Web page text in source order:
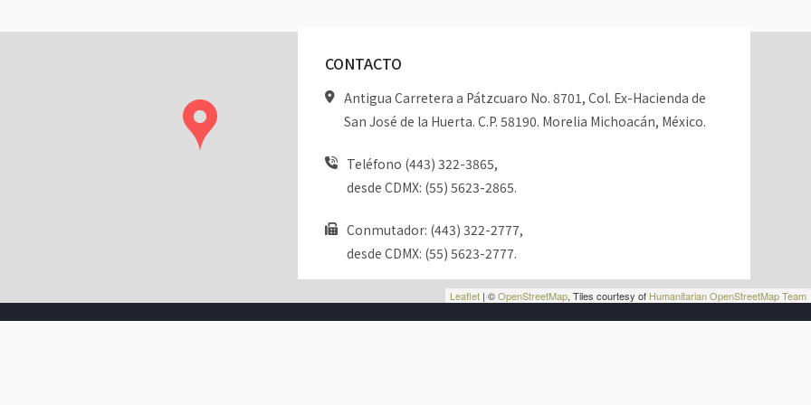
Leaflet | ©OpenStreetMap, Tiles courtesy of Humanitarian OpenStreetMap Team
CONTACTO
Antigua Carretera a Pátzcuaro No. 8701, Col. Ex-Hacienda de
San José de la Huerta. C.P. 58190. Morelia Michoacán, México.
Teléfono (443) 322-3865,
desde CDMX: (55) 5623-2865.
Conmutador: (443) 322-2777,
desde CDMX: (55) 5623-2777.